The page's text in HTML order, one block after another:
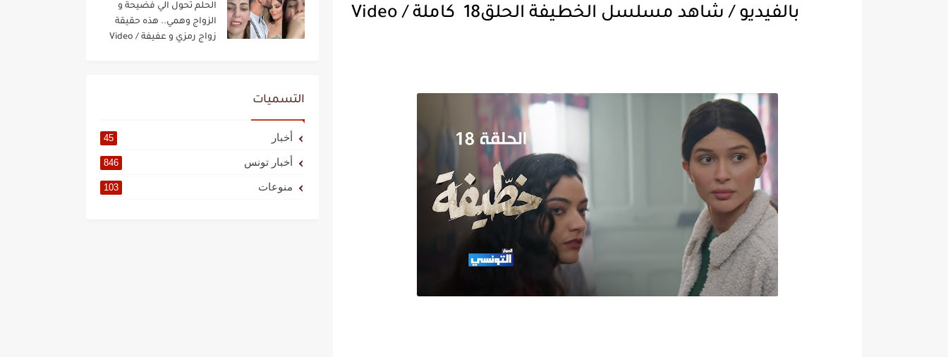
بالفيديو / شاهد مسلسل الخطيفة الحلق18 كاملة / Video
الحلم تحول الي فضيحة و
الزواج وهمي.. هذه حقيقة
زواج رمزي و عفيفة / Video
التسميات
أخبار 45
أخبار تونس 846
منوعات 103